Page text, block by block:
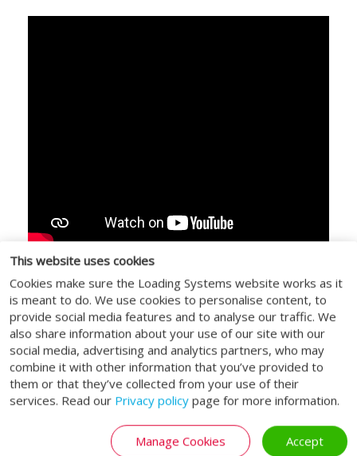
This website uses cookies
Cookies make sure the Loading Systems website works as it
is meant to do. We use cookies to personalise content, to
provide social media features and to analyse our traffic. We
also share information about your use of our site with our
social media, advertising and analytics partners, who may
combine it with other information that you’ve provided to
them or that they’ve collected from your use of their
services. Read our Privacy policy page for more information.
Manage Cookies Accept
© AirPro Waalwijk
СОЦИАЛЬНЫЕ МЕДИА